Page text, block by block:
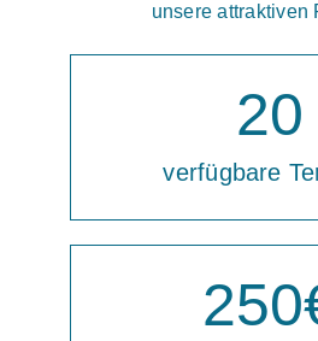
unsere attraktiven
20
verfügbare
250